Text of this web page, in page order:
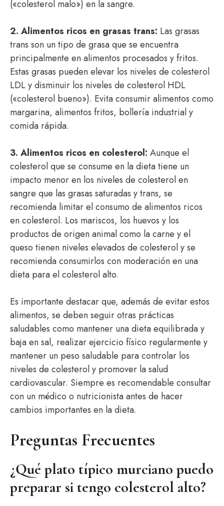
(«colesterol malo») en la sangre.
2. Alimentos ricos en grasas trans: Las grasas
trans son un tipo de grasa que se encuentra
principalmente en alimentos procesados y fritos.
Estas grasas pueden elevar los niveles de colesterol
LDL y disminuir los niveles de colesterol HDL
(«colesterol bueno»). Evita consumir alimentos como
margarina, alimentos fritos, bollería industrial y
comida rápida.
3. Alimentos ricos en colesterol: Aunque el
colesterol que se consume en la dieta tiene un
impacto menor en los niveles de colesterol en
sangre que las grasas saturadas y trans, se
recomienda limitar el consumo de alimentos ricos
en colesterol. Los mariscos, los huevos y los
productos de origen animal como la carne y el
queso tienen niveles elevados de colesterol y se
recomienda consumirlos con moderación en una
dieta para el colesterol alto.
Es importante destacar que, además de evitar estos
alimentos, se deben seguir otras prácticas
saludables como mantener una dieta equilibrada y
baja en sal, realizar ejercicio físico regularmente y
mantener un peso saludable para controlar los
niveles de colesterol y promover la salud
cardiovascular. Siempre es recomendable consultar
con un médico o nutricionista antes de hacer
cambios importantes en la dieta.
Preguntas Frecuentes
¿Qué plato típico murciano puedo
preparar si tengo colesterol alto?